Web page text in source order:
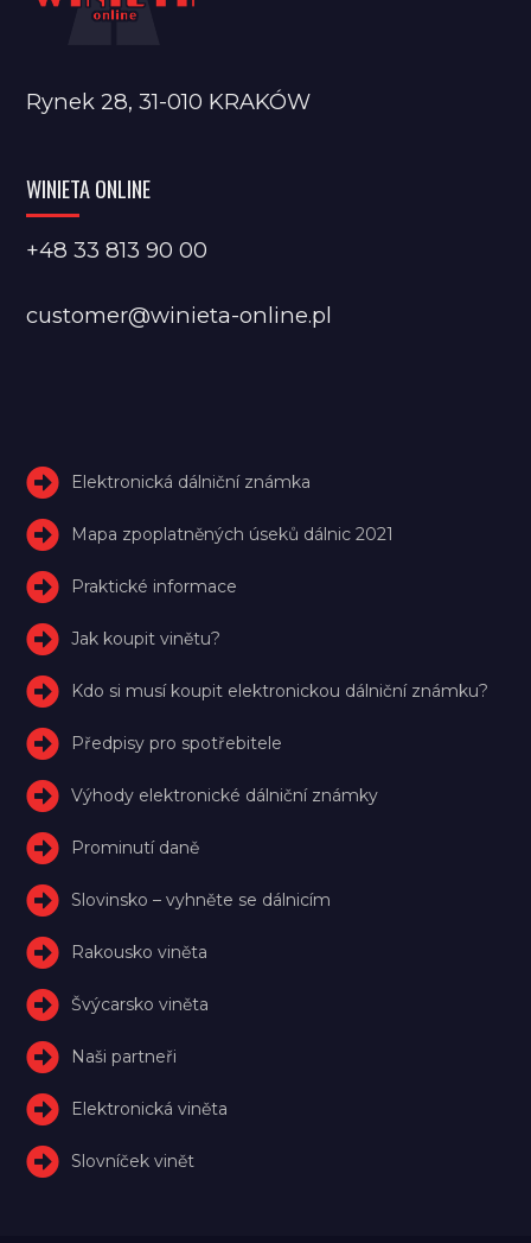
Rynek 28, 31-010 KRAKÓW
WINIETA ONLINE
+48 33 813 90 00
customer@winieta-online.pl
Elektronická dálniční známka
Mapa zpoplatněných úseků dálnic 2021
Praktické informace
Jak koupit vinětu?
Kdo si musí koupit elektronickou dálniční známku?
Předpisy pro spotřebitele
Výhody elektronické dálniční známky
Prominutí daně
Slovinsko – vyhněte se dálnicím
Rakousko viněta
Švýcarsko viněta
Naši partneři
Elektronická viněta
Slovníček vinět